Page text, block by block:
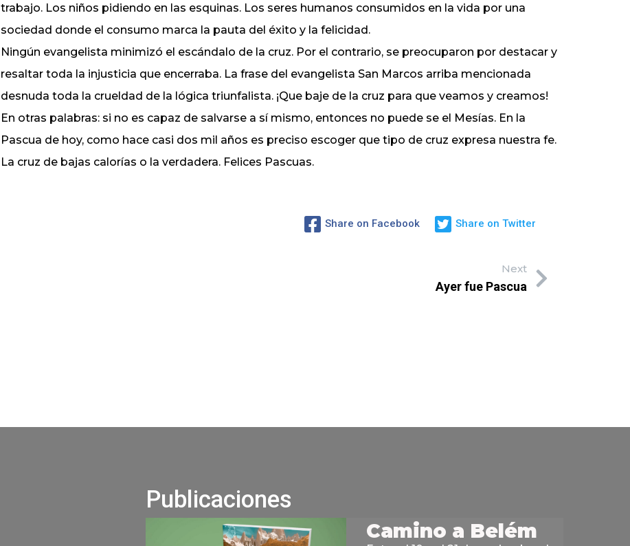
trabajo. Los niños pidiendo en las esquinas. Los seres humanos consumidos en la vida por una
sociedad donde el consumo marca la pauta del éxito y la felicidad.
Ningún evangelista minimizó el escándalo de la cruz. Por el contrario, se preocuparon por destacar y
resaltar toda la injusticia que encerraba. La frase del evangelista San Marcos arriba mencionada
desnuda toda la crueldad de la lógica triunfalista. ¡Que baje de la cruz para que veamos y creamos!
En otras palabras: si no es capaz de salvarse a sí mismo, entonces no puede se el Mesías. En la
Pascua de hoy, como hace casi dos mil años es preciso escoger que tipo de cruz expresa nuestra fe.
La cruz de bajas calorías o la verdadera. Felices Pascuas.
Share on Facebook Share on Twitter
Next
Ayer fue Pascua
Publicaciones
Camino a Belém